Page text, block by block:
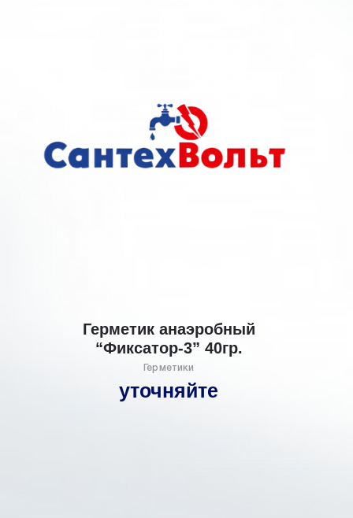
Герметик анаэробный
“Фиксатор-3” 40гр.
Герметики
уточняйте